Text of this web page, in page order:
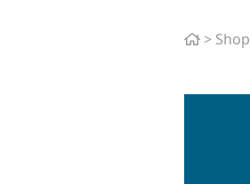
Home
> Shop